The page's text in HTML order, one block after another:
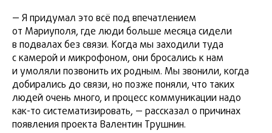
— Я придумал это всё под впечатлением
от Мариуполя, где люди больше месяца сидели
в подвалах без связи. Когда мы заходили туда
с камерой и микрофоном, они бросались к нам
и умоляли позвонить их родным. Мы звонили, когда
добирались до связи, но позже поняли, что таких
людей очень много, и процесс коммуникации надо
как-то систематизировать, — рассказал о причинах
появления проекта Валентин Трушнин.